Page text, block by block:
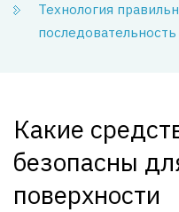
Технология
Какие
безопасны
поверхности